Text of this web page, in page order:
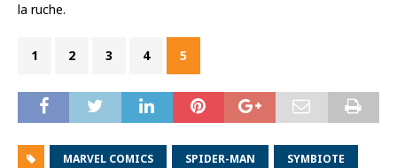
la ruche.
1 2 3 4 5
MARVEL COMICS SPIDER-MAN SYMBIOTE